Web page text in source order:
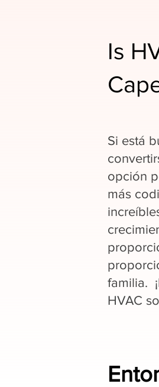
Is
Si está
opción
más
familia.
HVAC